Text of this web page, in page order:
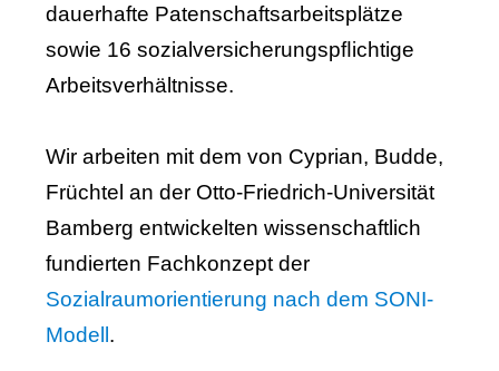
dauerhafte Patenschaftsarbeitsplätze
sowie 16 sozialversicherungspﬂichtige
Arbeitsverhältnisse.
Wir arbeiten mit dem von Cyprian, Budde,
Früchtel an der Otto-Friedrich-Universität
Bamberg entwickelten wissenschaftlich
fundierten Fachkonzept der
Sozialraumorientierung nach dem SONI-
Modell .